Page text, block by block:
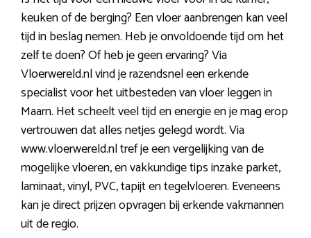
keuken of de berging? Een vloer aanbrengen kan veel
tijd in beslag nemen. Heb je onvoldoende tijd om het
zelf te doen? Of heb je geen ervaring? Via
Vloerwereld.nl vind je razendsnel een erkende
specialist voor het uitbesteden van vloer leggen in
Maarn. Het scheelt veel tijd en energie en je mag erop
vertrouwen dat alles netjes gelegd wordt. Via
www.vloerwereld.nl tref je een vergelijking van de
mogelijke vloeren, en vakkundige tips inzake parket,
laminaat, vinyl, PVC, tapijt en tegelvloeren. Eveneens
kan je direct prijzen opvragen bij erkende vakmannen
uit de regio.